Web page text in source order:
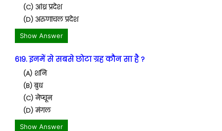
(C) आंध्र प्रदेश
(D) अरुणाचल प्रदेश
Show Answer
619. इनमें से सबसे छोटा ग्रह कौन सा है ?
(A) शनि
(B) बुध
(C) नेप्चून
(D) मंगल
Show Answer